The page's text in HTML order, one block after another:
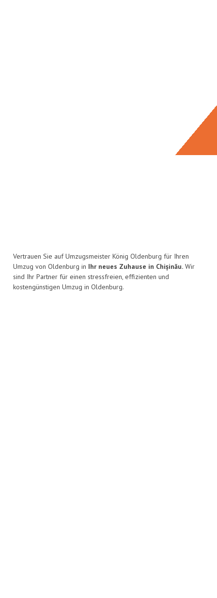
Vertrauen Sie auf Umzugsmeister König Oldenburg für Ihren
Umzug von Oldenburg in Ihr neues Zuhause in Chișinău. Wir
sind Ihr Partner für einen stressfreien, effizienten und
kostengünstigen Umzug in Oldenburg.